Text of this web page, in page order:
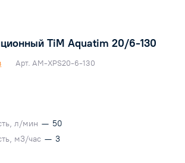
TiM Aquatim 20/6-130
Арт. AM-XPS20-6-130
л/мин — 50
м3/час — 3